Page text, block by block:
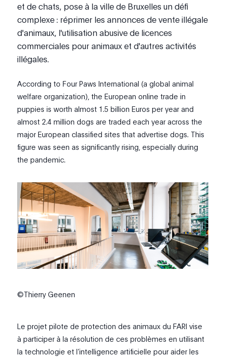
et de chats, pose à la ville de Bruxelles un défi
complexe : réprimer les annonces de vente illégale
d'animaux, l'utilisation abusive de licences
commerciales pour animaux et d'autres activités
illégales.
According to Four Paws International (a global animal
welfare organization), the European online trade in
puppies is worth almost 1.5 billion Euros per year and
almost 2.4 million dogs are traded each year across the
major European classified sites that advertise dogs. This
figure was seen as significantly rising, especially during
the pandemic.
©Thierry Geenen
Le projet pilote de protection des animaux du FARI vise
à participer à la résolution de ces problèmes en utilisant
la technologie et l’intelligence artificielle pour aider les